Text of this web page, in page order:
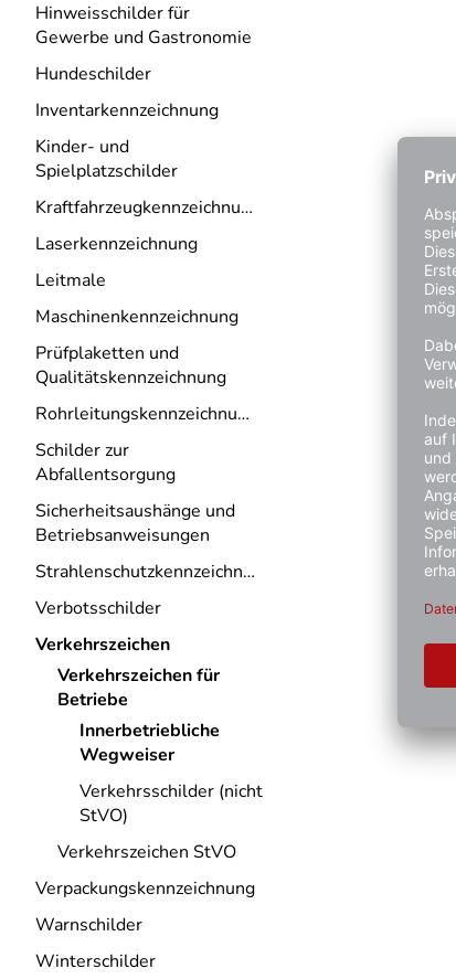
Hinweisschilder für
Gewerbe und Gastronomie
Hundeschilder
Inventarkennzeichnung
Kinder- und
Spielplatzschilder
Kraftfahrzeugkennzeichnung
Laserkennzeichnung
Leitmale
Maschinenkennzeichnung
Prüfplaketten und
Qualitätskennzeichnung
Rohrleitungskennzeichnung
Schilder zur
Abfallentsorgung
Sicherheitsaushänge und
Betriebsanweisungen
Strahlenschutzkennzeichnung
Verbotsschilder
Verkehrszeichen
Verkehrszeichen für
Betriebe
Innerbetriebliche
Wegweiser
Verkehrsschilder (nicht
StVO)
Verkehrszeichen StVO
Verpackungskennzeichnung
Warnschilder
Winterschilder